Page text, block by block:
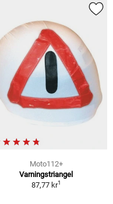
Moto112+
Varningstriangel
87,77 kr1